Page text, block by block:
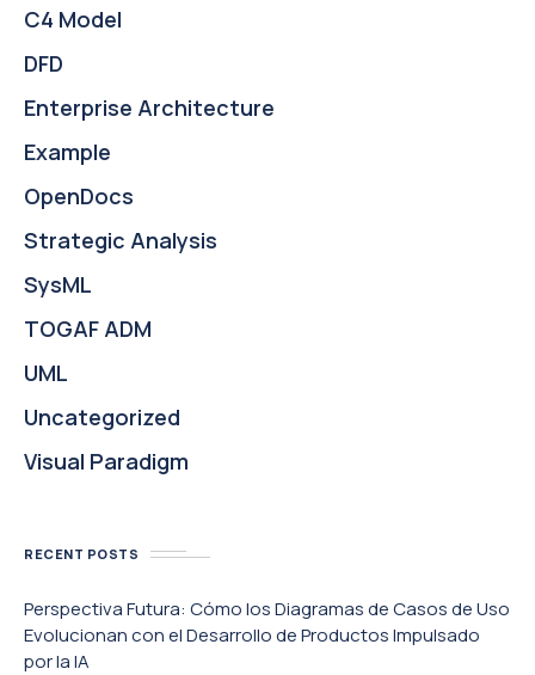
C4 Model
DFD
Enterprise Architecture
Example
OpenDocs
Strategic Analysis
SysML
TOGAF ADM
UML
Uncategorized
Visual Paradigm
RECENT POSTS
Perspectiva Futura: Cómo los Diagramas de Casos de Uso
Evolucionan con el Desarrollo de Productos Impulsado
por la IA